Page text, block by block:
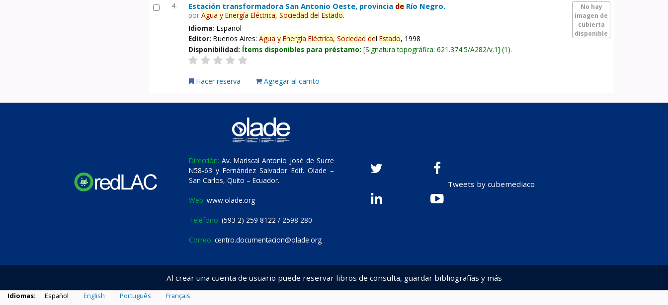
4.
No hay
imagen de
cubierta
disponible
Estación transformadora San Antonio Oeste, provincia de Río Negro.
porAgua y Energía Eléctrica, Sociedad delEstado.
Idioma:Español
Editor:Buenos Aires:Agua y Energía Eléctrica, Sociedad delEstado, 1998
Disponibilidad: Ítems disponibles para préstamo: Signatura topográfica:621.374.5/A282/v.1 (1).
Hacer reserva Agregar al carrito
Dirección: Av. Mariscal Antonio José de Sucre
N58-63 y Fernández Salvador Edif. Olade –
San Carlos, Quito – Ecuador.
Web: www.olade.org
Teléfono: (593 2) 259 8122 / 2598 280
Correo: centro.documentacion@olade.org
Tweets by cubemediaco
Al crear una cuenta de usuario puede reservar libros de consulta, guardar bibliografías y más
Idiomas: Español English Português Français